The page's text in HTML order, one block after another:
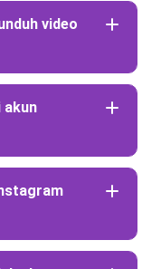
video
akun